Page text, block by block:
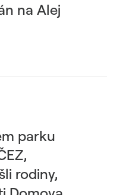
na Alej
parku
rodiny,